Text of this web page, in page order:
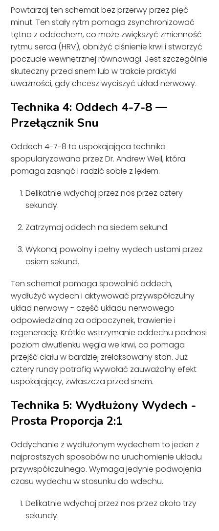
Powtarzaj ten schemat bez przerwy przez pięć
minut. Ten stały rytm pomaga zsynchronizować
tętno z oddechem, co może zwiększyć zmienność
rytmu serca (HRV), obniżyć ciśnienie krwi i stworzyć
poczucie wewnętrznej równowagi. Jest szczególnie
skuteczny przed snem lub w trakcie praktyki
uważności, gdy chcesz wyciszyć układ nerwowy.
Technika 4: Oddech 4-7-8 —
Przełącznik Snu
Oddech 4-7-8 to uspokajająca technika
spopularyzowana przez Dr. Andrew Weil, która
pomaga zasnąć i radzić sobie z lękiem.
Delikatnie wdychaj przez nos przez cztery
sekundy.
Zatrzymaj oddech na siedem sekund.
Wykonaj powolny i pełny wydech ustami przez
osiem sekund.
Ten schemat pomaga spowolnić oddech,
wydłużyć wydech i aktywować przywspółczulny
układ nerwowy - część układu nerwowego
odpowiedzialną za odpoczynek, trawienie i
regenerację. Krótkie wstrzymanie oddechu podnosi
poziom dwutlenku węgla we krwi, co pomaga
przejść ciału w bardziej zrelaksowany stan. Już
cztery rundy potrafią wywołać zauważalny efekt
uspokajający, zwłaszcza przed snem.
Technika 5: Wydłużony Wydech -
Prosta Proporcja 2:1
Oddychanie z wydłużonym wydechem to jeden z
najprostszych sposobów na uruchomienie układu
przywspółczulnego. Wymaga jedynie podwojenia
czasu wydechu w stosunku do wdechu.
Delikatnie wdychaj przez nos przez około trzy
sekundy.